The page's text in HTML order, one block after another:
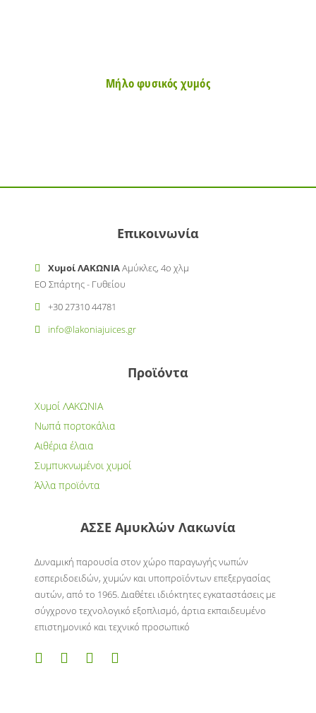
Μήλο φυσικός χυμός
Επικοινωνία
Χυμοί ΛΑΚΩΝΙΑΑμύκλες, 4ο χλμ
ΕΟ Σπάρτης - Γυθείου
+30 27310 44781
info@lakoniajuices.gr
Προϊόντα
Χυμοί ΛΑΚΩΝΙΑ
Νωπά πορτοκάλια
Αιθέρια έλαια
Συμπυκνωμένοι χυμοί
Άλλα προϊόντα
ΑΣΣΕ Αμυκλών Λακωνία
Δυναμική παρουσία στον χώρο παραγωγής νωπών
εσπεριδοειδών, χυμών και υποπροϊόντων επεξεργασίας
αυτών, από το 1965. Διαθέτει ιδιόκτητες εγκαταστάσεις με
σύγχρονο τεχνολογικό εξοπλισμό, άρτια εκπαιδευμένο
επιστημονικό και τεχνικό προσωπικό